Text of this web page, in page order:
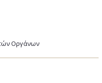
Οργάνων